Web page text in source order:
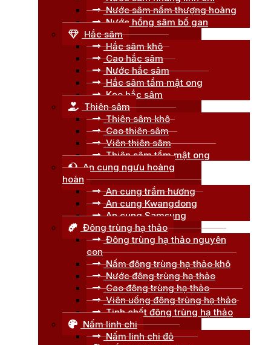
Nước sâm nấm thượng hoàng
Nước hồng sâm bổ gan
Hắc sâm
Hắc sâm khô
Cao hắc sâm
Nước hắc sâm
Hắc sâm tẩm mật ong
Kẹo hắc sâm
Thiên sâm
Thiên sâm khô
Cao thiên sâm
Viên thiên sâm
Thiên sâm tẩm mật ong
An cung ngưu hoàng
hoàn
An cung trầm hương
An cung Kwangdong
An cung Samsung
Đông trùng hạ thảo
Đông trùng hạ thảo nguyên
con
Nấm đông trùng hạ thảo khô
Nước đông trùng hạ thảo
Cao đông trùng hạ thảo
Viên uống đông trùng hạ thảo
Tinh chất đông trùng hạ thảo
Nấm linh chi
Nấm linh chi đỏ